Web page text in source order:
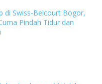
di Swiss-Belcourt Bogor,
Pindah Tidur dan